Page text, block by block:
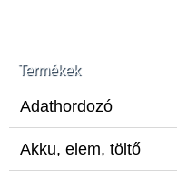
Termékek
Adathordozó
Akku, elem, töltő